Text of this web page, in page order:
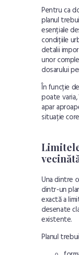
Pentru ca
planul
esențiale
condițiile
detalii
unor
dosarului
În funcție
poate
apar
situație
Una dintre
dintr-un
exactă a
desenate
existente.
Planul